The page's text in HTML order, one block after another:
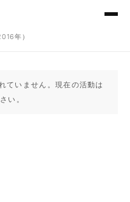
年）
ていません。現在の活動は
い。